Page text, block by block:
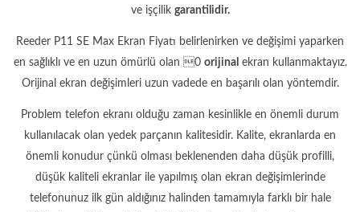
ve işçilik garantilidir.
Reeder P11 SE Max Ekran Fiyatı belirlenirken ve değişimi yaparken
en sağlıklı ve en uzun ömürlü olan 0 orijinal ekran kullanmaktayız.
Orijinal ekran değişimleri uzun vadede en başarılı olan yöntemdir.
Problem telefon ekranı olduğu zaman kesinlikle en önemli durum
kullanılacak olan yedek parçanın kalitesidir. Kalite, ekranlarda en
önemli konudur çünkü olması beklenenden daha düşük profilli,
düşük kaliteli ekranlar ile yapılmış olan ekran değişimlerinde
telefonunuz ilk gün aldığınız halinden tamamıyla farklı bir hale